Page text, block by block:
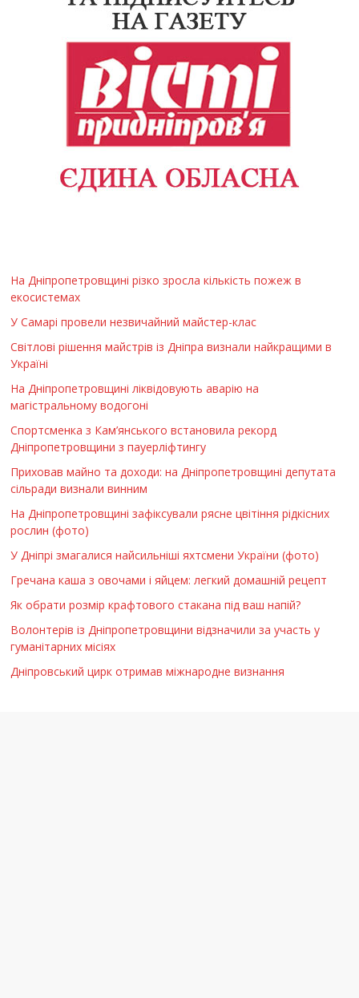
На Дніпропетровщині різко зросла кількість пожеж в
екосистемах
У Самарі провели незвичайний майстер-клас
Світлові рішення майстрів із Дніпра визнали найкращими в
Україні
На Дніпропетровщині ліквідовують аварію на
магістральному водогоні
Спортсменка з Кам’янського встановила рекорд
Дніпропетровщини з пауерліфтингу
Приховав майно та доходи: на Дніпропетровщині депутата
сільради визнали винним
На Дніпропетровщині зафіксували рясне цвітіння рідкісних
рослин (фото)
У Дніпрі змагалися найсильніші яхтсмени України (фото)
Гречана каша з овочами і яйцем: легкий домашній рецепт
Як обрати розмір крафтового стакана під ваш напій?
Волонтерів із Дніпропетровщини відзначили за участь у
гуманітарних місіях
Дніпровський цирк отримав міжнародне визнання